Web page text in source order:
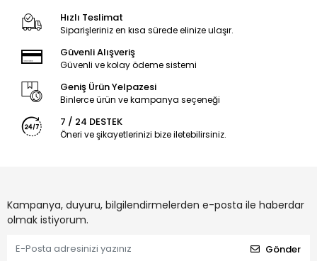
Hızlı Teslimat
Siparişleriniz en kısa sürede elinize ulaşır.
Güvenli Alışveriş
Güvenli ve kolay ödeme sistemi
Geniş Ürün Yelpazesi
Binlerce ürün ve kampanya seçeneği
7 / 24 DESTEK
Öneri ve şikayetlerinizi bize iletebilirsiniz.
Kampanya, duyuru, bilgilendirmelerden e-posta ile haberdar
olmak istiyorum.
Gönder